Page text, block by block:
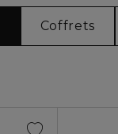
Coffrets